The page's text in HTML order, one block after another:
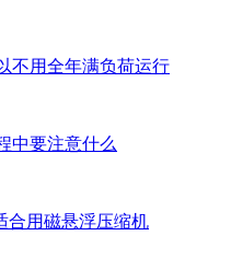
不用全年满负荷运行
中要注意什么
合用磁悬浮压缩机